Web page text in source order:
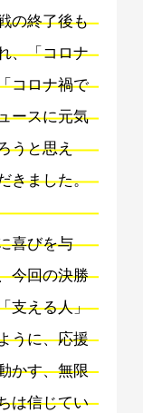
の終了後も
、「コロナ
コロナ禍で
ースに元気
うと思え
きました。
喜びを与
今回の決勝
支える人」
うに、応援
かす、無限
は信じてい